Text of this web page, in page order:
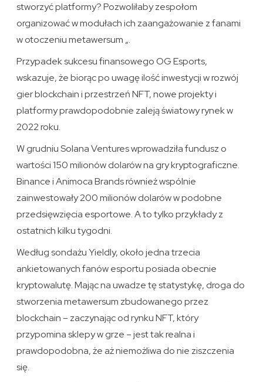
stworzyć platformy? Pozwoliłaby zespołom
organizować w modułach ich zaangażowanie z fanami
w otoczeniu metawersum „.
Przypadek sukcesu finansowego OG Esports,
wskazuje, że biorąc po uwagę ilość inwestycji w rozwój
gier blockchain i przestrzeń NFT, nowe projekty i
platformy prawdopodobnie zaleją światowy rynek w
2022 roku.
W grudniu Solana Ventures wprowadziła fundusz o
wartości 150 milionów dolarów na gry kryptograficzne.
Binance i Animoca Brands również wspólnie
zainwestowały 200 milionów dolarów w podobne
przedsięwzięcia esportowe. A to tylko przykłady z
ostatnich kilku tygodni.
Według sondażu Yieldly, około jedna trzecia
ankietowanych fanów esportu posiada obecnie
kryptowalutę. Mając na uwadze tę statystykę, droga do
stworzenia metawersum zbudowanego przez
blockchain – zaczynając od rynku NFT, który
przypomina sklepy w grze – jest tak realna i
prawdopodobna, że aż niemożliwa do nie ziszczenia
się.